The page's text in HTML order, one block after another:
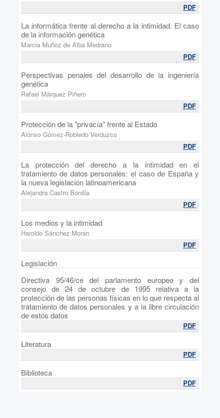
PDF
La informática frente al derecho a la intimidad. El caso
de la información genética
Marcia Muñoz de Alba Medrano
PDF
Perspectivas penales del desarrollo de la ingeniería
genética
Rafael Márquez Piñero
PDF
Protección de la "privacía" frente al Estado
Alonso Gómez-Robledo Verduzco
PDF
La protección del derecho a la intimidad en el
tratamiento de datos personales: el caso de España y
la nueva legislación latinoamericana
Alejandra Castro Bonilla
PDF
Los medios y la intimidad
Haroldo Sánchez Morán
PDF
Legislación
Directiva 95/46/ce del parlamento europeo y del
consejo de 24 de octubre de 1995 relativa a la
protección de las personas físicas en lo que respecta al
tratamiento de datos personales y a la libre circulación
de estos datos
PDF
Literatura
PDF
Biblioteca
PDF